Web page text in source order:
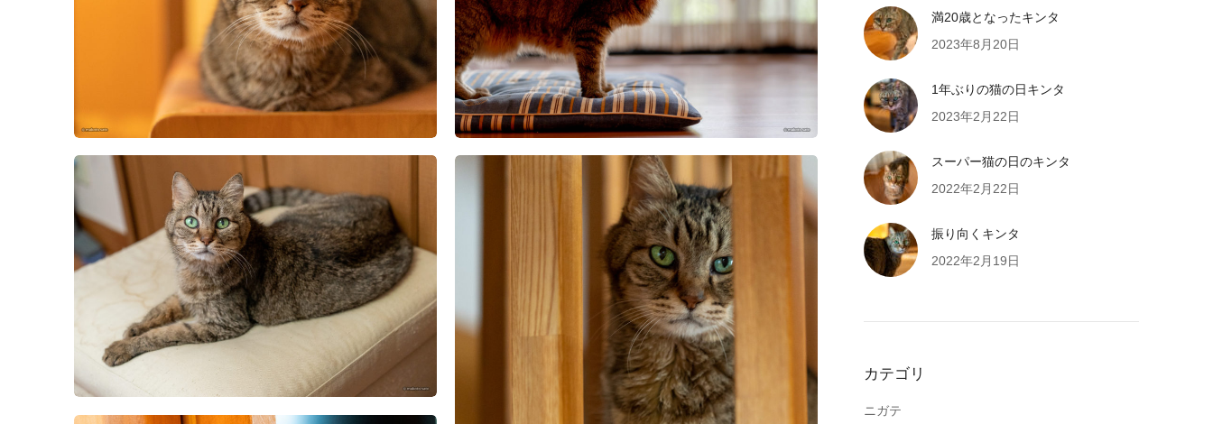
満20歳となったキンタ
2023年8月20日
1年ぶりの猫の日キンタ
2023年2月22日
スーパー猫の日のキンタ
2022年2月22日
振り向くキンタ
2022年2月19日
カテゴリ
ニガテ